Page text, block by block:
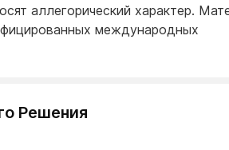
аллегорический характер.
международных
Решения